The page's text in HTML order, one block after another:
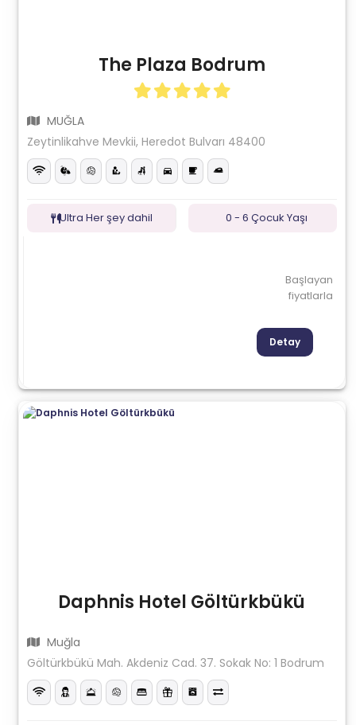
The Plaza Bodrum
MUĞLA
Zeytinlikahve Mevkii, Heredot Bulvarı 48400
Ultra Her şey dahil 0 - 6 Çocuk Yaşı
Başlayan
fiyatlarla
Detay
Daphnis Hotel Göltürkbükü
Muğla
Göltürkbükü Mah. Akdeniz Cad. 37. Sokak No: 1 Bodrum